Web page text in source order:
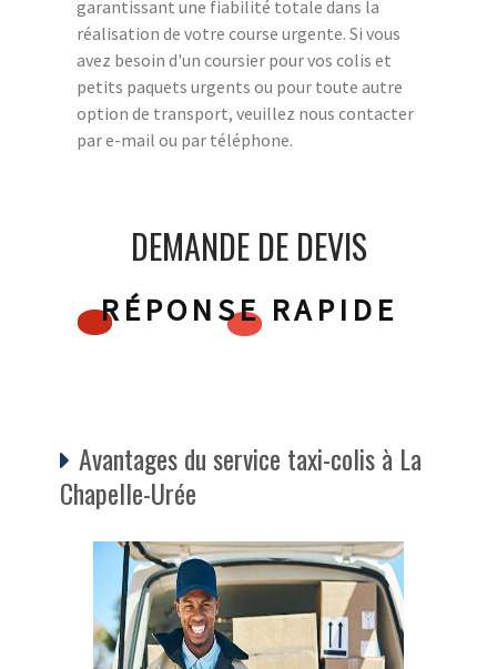
garantissant une fiabilité totale dans la
réalisation de votre course urgente. Si vous
avez besoin d'un coursier pour vos colis et
petits paquets urgents ou pour toute autre
option de transport, veuillez nous contacter
par e-mail ou par téléphone.
DEMANDE DE DEVIS
RÉPONSE RAPIDE
Avantages du service taxi-colis à La
Chapelle-Urée